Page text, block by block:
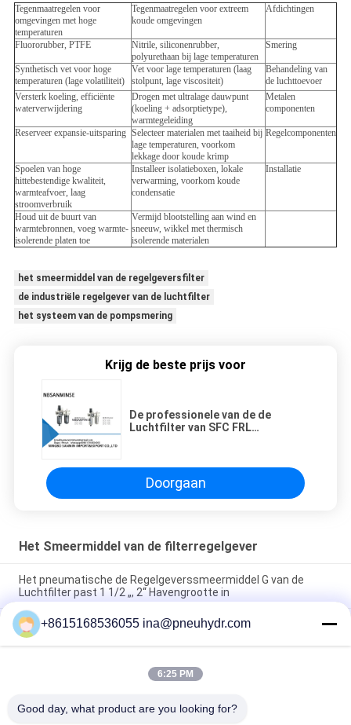
Tegenmaatregelen voor
omgevingen met hoge
temperaturen
Tegenmaatregelen voor extreem
koude omgevingen
Afdichtingen
Fluororubber, PTFE
Nitrile, siliconenrubber,
polyurethaan bij lage temperaturen
Smering
Synthetisch vet voor hoge
temperaturen (lage volatiliteit)
Vet voor lage temperaturen (laag
stolpunt, lage viscositeit)
Behandeling van
de luchttoevoer
Versterk koeling, efficiënte
waterverwijdering
Drogen met ultralage dauwpunt
(koeling + adsorptietype),
warmtegeleiding
Metalen
componenten
Reserveer expansie-uitsparing Selecteer materialen met taaiheid bij
lage temperaturen, voorkom
lekkage door koude krimp
Regelcomponenten
Spoelen van hoge
hittebestendige kwaliteit,
warmteafvoer, laag
stroomverbruik
Installeer isolatieboxen, lokale
verwarming, voorkom koude
condensatie
Installatie
Houd uit de buurt van
warmtebronnen, voeg warmte-
isolerende platen toe
Vermijd blootstelling aan wind en
sneeuw, wikkel met thermisch
isolerende materialen
het smeermiddel van de regelgeversfilter
de industriële regelgever van de luchtfilter
het systeem van de pompsmering
Krijg de beste prijs voor
De professionele van de de
Luchtfilter van SFC FRL
Doorgaan
Het Smeermiddel van de filterregelgever
Het pneumatische de Regelgeverssmeermiddel G van de
Luchtfilter past 1 1/2 „, 2“ Havengrootte in
SZLFG-Kwantitatieve de Automaat Hoge Betrouwbaarheid van
de Drukindicator
Het Vet Smerende Pomp 4 Mpa AC 380 Volt 50 Herz van
NBSANMINSE SDR5-34Z met Overstromingsklep voor
+8615168536055 ina@pneuhydr.com
6:25 PM
Good day, what product are you looking for?